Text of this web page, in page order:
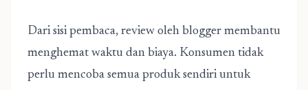
Dari sisi pembaca, review oleh blogger membantu
menghemat waktu dan biaya. Konsumen tidak
perlu mencoba semua produk sendiri untuk